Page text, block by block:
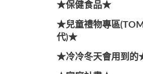
★保健食品★
★兒童禮物專區
代)★
★冷冷冬天會用到